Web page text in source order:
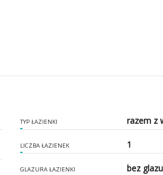
TYP ŁAZIENKI razem z
LICZBA ŁAZIENEK 1
GLAZURA ŁAZIENKI bez